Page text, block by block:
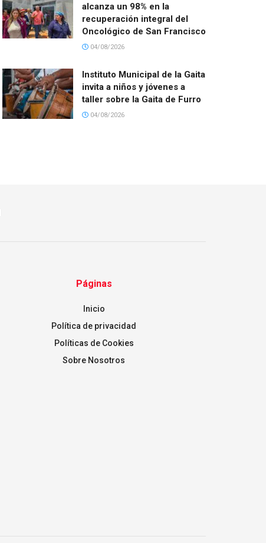
alcanza un 98% en la
recuperación integral del
Oncológico de San Francisco
04/08/2026
Instituto Municipal de la Gaita
invita a niños y jóvenes a
taller sobre la Gaita de Furro
04/08/2026
Páginas
Inicio
Política de privacidad
Políticas de Cookies
Sobre Nosotros